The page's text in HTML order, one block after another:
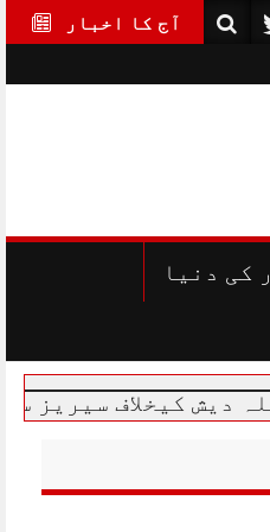
آج کا اخبار
کی دنیا
سیریز سے متعلق